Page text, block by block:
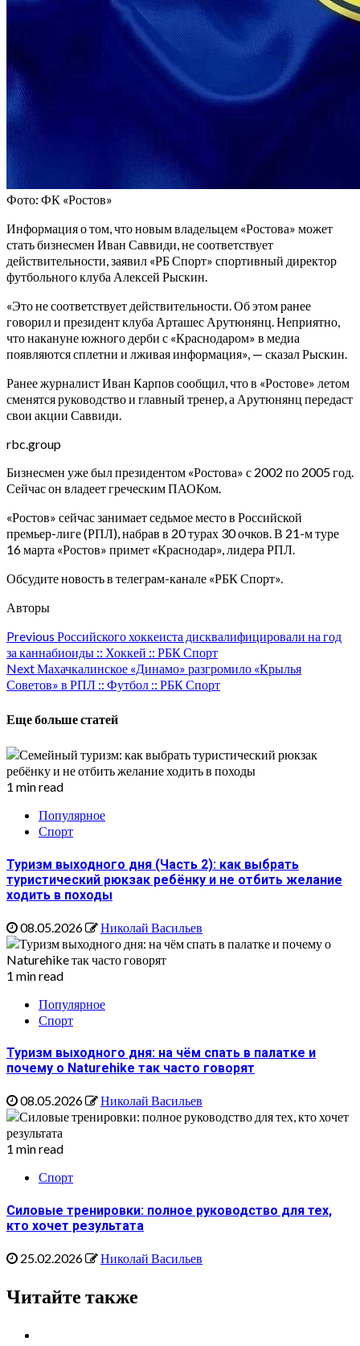
Фото: ФК «Ростов»
Информация о том, что новым владельцем «Ростова» может
стать бизнесмен Иван Саввиди, не соответствует
действительности, заявил «РБ Спорт» спортивный директор
футбольного клуба Алексей Рыскин.
«Это не соответствует действительности. Об этом ранее
говорил и президент клуба Арташес Арутюнянц. Неприятно,
что накануне южного дерби с «Краснодаром» в медиа
появляются сплетни и лживая информация», — сказал Рыскин.
Ранее журналист Иван Карпов сообщил, что в «Ростове» летом
сменятся руководство и главный тренер, а Арутюнянц передаст
свои акции Саввиди.
rbc.group
Бизнесмен уже был президентом «Ростова» с 2002 по 2005 год.
Сейчас он владеет греческим ПАОКом.
«Ростов» сейчас занимает седьмое место в Российской
премьер-лиге (РПЛ), набрав в 20 турах 30 очков. В 21-м туре
16 марта «Ростов» примет «Краснодар», лидера РПЛ.
Обсудите новость в телеграм-канале «РБК Спорт».
Авторы
Continue
Reading
Previous Российского хоккеиста дисквалифицировали на год
за каннабиоиды :: Хоккей :: РБК Спорт
NextМахачкалинское «Динамо» разгромило «Крылья
Советов» в РПЛ :: Футбол :: РБК Спорт
Еще больше статей
1 min read
Популярное
Спорт
Туризм выходного дня (Часть 2): как выбрать
туристический рюкзак ребёнку и не отбить желание
ходить в походы
08.05.2026 Николай Васильев
1 min read
Популярное
Спорт
Туризм выходного дня: на чём спать в палатке и
почему о Naturehike так часто говорят
08.05.2026 Николай Васильев
1 min read
Спорт
Силовые тренировки: полное руководство для тех,
кто хочет результата
25.02.2026 Николай Васильев
Читайте также